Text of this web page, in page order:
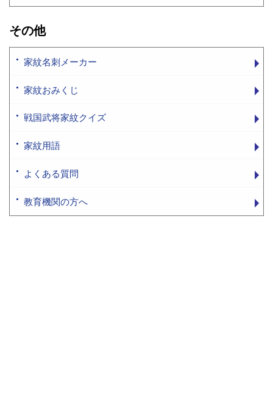
その他
家紋名刺メーカー
家紋おみくじ
戦国武将家紋クイズ
家紋用語
よくある質問
教育機関の方へ